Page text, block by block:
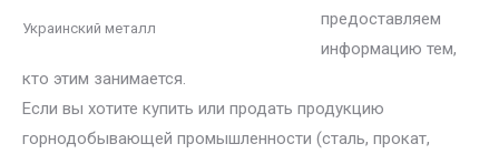
Украинский металл
предоставляем
информацию тем,
кто этим занимается.
Если вы хотите купить или продать продукцию
горнодобывающей промышленности (сталь, прокат,